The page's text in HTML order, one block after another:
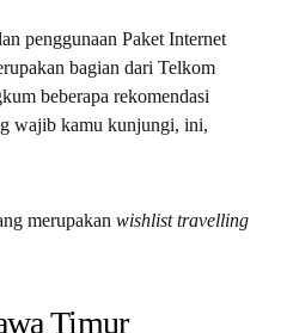
penggunaan Paket Internet
bagian dari Telkom
beberapa rekomendasi
wajib kamu kunjungi, ini,
merupakan wishlist travelling
Timur